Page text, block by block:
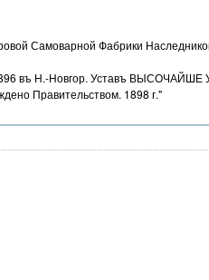
Самоварной Фабрики
въ Н.-Новгор. Уставъ
Правительством. 1898 г."